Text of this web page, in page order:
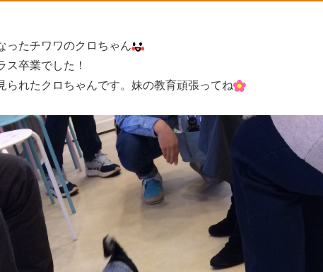
ったチワワのクロちゃん
ス卒業でした！
られたクロちゃんです。妹の教育頑張ってね